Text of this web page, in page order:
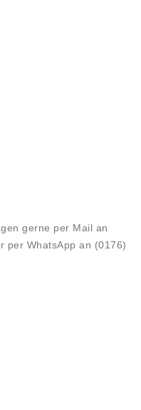
gerne per Mail an
per WhatsApp an (0176)